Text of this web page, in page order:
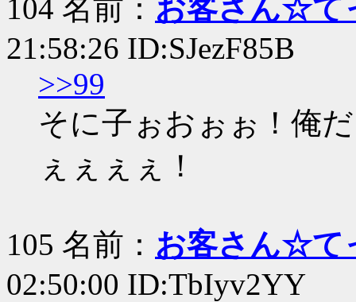
104 名前： お客さん☆て
21:58:26 ID:SJezF85B
>>99
そに子ぉおぉぉ！俺
ぇぇぇぇ！
105 名前： お客さん☆て
02:50:00 ID:TbIyv2YY